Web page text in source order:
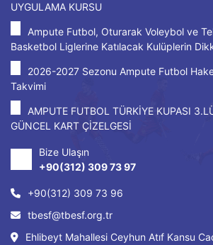
UYGULAMA KURSU
Ampute Futbol, Oturarak Voleybol ve
Basketbol Liglerine Katılacak Kulüplerin
2026-2027 Sezonu Ampute Futbol
Takvimi
AMPUTE FUTBOL TÜRKİYE KUPASI
GÜNCEL KART ÇİZELGESİ
Bize Ulaşın
+90(312) 309 73 97
+90(312) 309 73 96
tbesf@tbesf.org.tr
Ehlibeyt Mahallesi Ceyhun Atıf Kansu